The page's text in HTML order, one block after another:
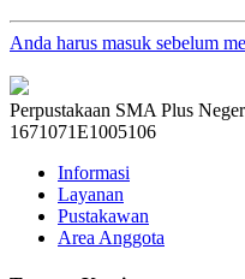
Anda harus masuk sebelum
Perpustakaan SMA Plus
1671071E1005106
Informasi
Layanan
Pustakawan
Area Anggota